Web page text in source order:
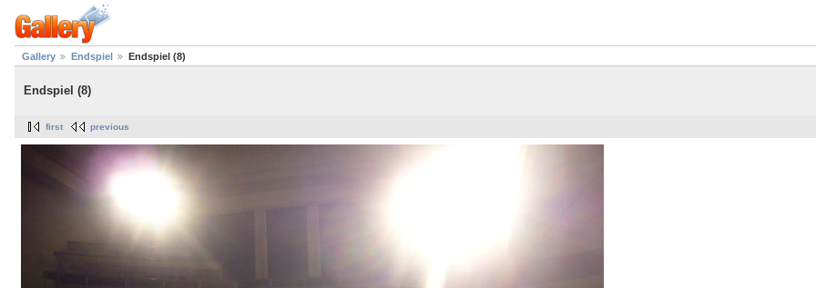
Gallery Endspiel Endspiel (8)
Endspiel (8)
first previous